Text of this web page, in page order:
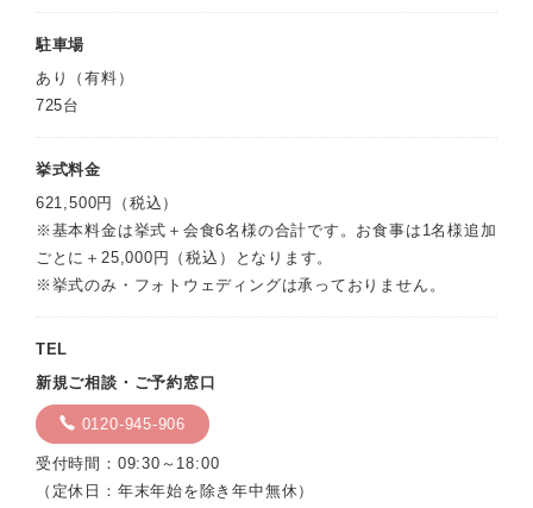
駐車場
あり（有料）
725台
挙式料金
621,500円（税込）
※基本料金は挙式＋会食6名様の合計です。お食事は1名様追加
ごとに＋25,000円（税込）となります。
※挙式のみ・フォトウェディングは承っておりません。
TEL
新規ご相談・ご予約窓口
0120-945-906
受付時間：09:30～18:00
（定休日：年末年始を除き年中無休）